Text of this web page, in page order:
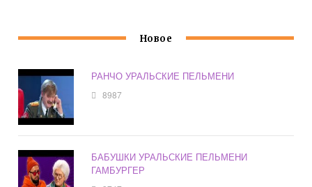
Новое
РАНЧО УРАЛЬСКИЕ ПЕЛЬМЕНИ
8987
БАБУШКИ УРАЛЬСКИЕ ПЕЛЬМЕНИ
ГАМБУРГЕР